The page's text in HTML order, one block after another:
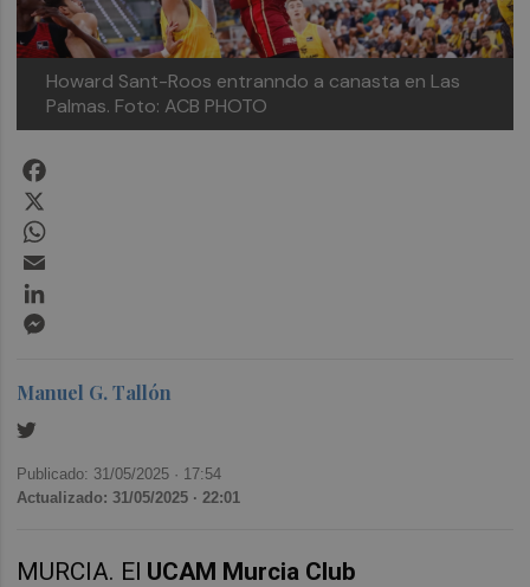
Howard Sant-Roos entranndo a canasta en Las
Palmas. Foto: ACB PHOTO
Manuel G. Tallón
Publicado: 31/05/2025 · 17:54
Actualizado: 31/05/2025 · 22:01
MURCIA. El UCAM Murcia Club